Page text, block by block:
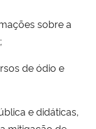
sobre a
de ódio e
e didáticas,